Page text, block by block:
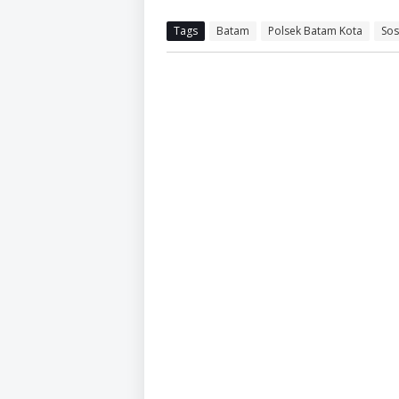
Tags Batam Polsek Batam Kota